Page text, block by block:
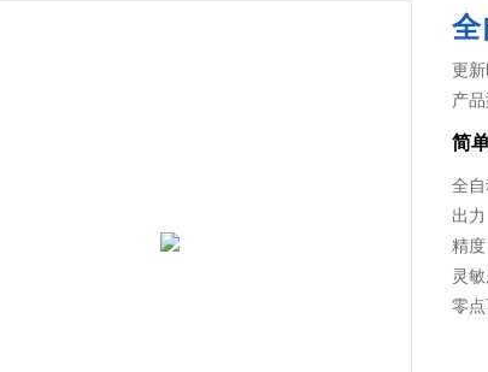
全
更
产
简
全
出
精度
灵
零点